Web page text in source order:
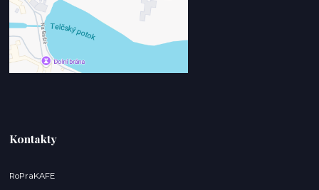
Kontakty
RoPraKAFE